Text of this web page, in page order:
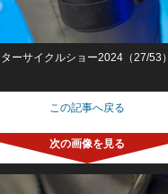
ーサイクルショー2024（27/53）
この記事へ戻る